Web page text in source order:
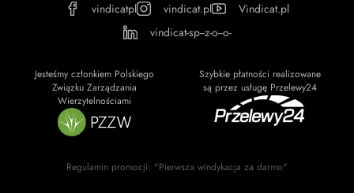
vindicatpl vindicat.pl
Vindicat.pl
vindicat-sp--z-o--o-
Jesteśmy członkiem Polskiego
Związku Zarządzania
Wierzytelnościami
Szybkie płatności realizowane
są przez usługę Przelewy24
Regulamin promocji: "Pierwsza windykacja za darmo"